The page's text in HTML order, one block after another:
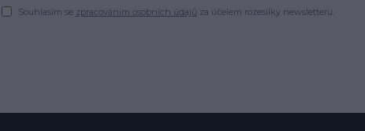
Souhlasím se zpracováním osobních údajů za účelem rozesílky newsletteru.